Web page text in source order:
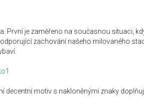
První je zaměřeno na současnou situaci,
zachování našeho milovaného
decentní motiv s nakloněnými znaky